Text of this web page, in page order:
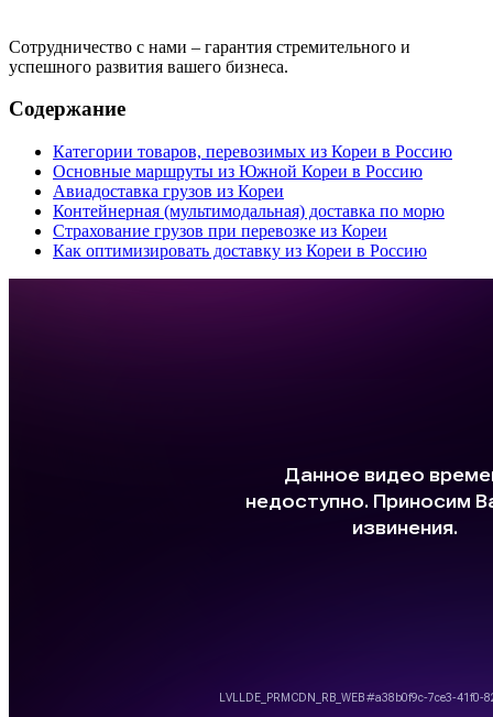
Сотрудничество с нами – гарантия стремительного и
успешного развития вашего бизнеса.
Содержание
Категории товаров, перевозимых из Кореи в Россию
Основные маршруты из Южной Кореи в Россию
Авиадоставка грузов из Кореи
Контейнерная (мультимодальная) доставка по морю
Страхование грузов при перевозке из Кореи
Как оптимизировать доставку из Кореи в Россию